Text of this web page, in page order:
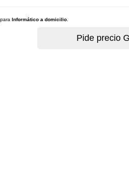
Informático a domicilio